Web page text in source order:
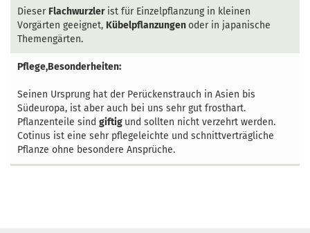
Dieser Flachwurzler ist für Einzelpflanzung in kleinen
Vorgärten geeignet, Kübelpflanzungenoder in japanische
Themengärten.
Pflege,Besonderheiten:
Seinen Ursprung hat der Perückenstrauch in Asien bis
Südeuropa, ist aber auch bei uns sehr gut frosthart.
Pflanzenteile sind giftig und sollten nicht verzehrt werden.
Cotinus ist eine sehr pflegeleichte und schnittverträgliche
Pflanze ohne besondere Ansprüche.